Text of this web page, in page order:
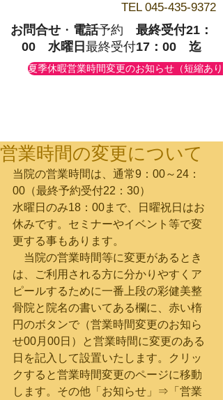
TEL 045-435-9372
お問合せ ・ 電話予約 最終受付21：
00
水曜日 最終受付17：00 迄
夏季休暇営業時間変更のお知らせ（短縮あり
営業時間の変更について
当院の営業時間は、通常9：00～24：
00（最終予約受付22：30）
水曜日のみ18：00まで、日曜祝日はお
休みです。セミナーやイベント等で変
更する事もあります。
当院の営業時間等に変更があるとき
は、ご利用される方に分かりやすくア
ピールするために一番上段の彩健美整
骨院と院名の書いてある欄に、赤い楕
円のボタンで（営業時間変更のお知ら
せ00月00日）と営業時間に変更のある
日を記入して設置いたします。クリッ
クすると営業時間変更のページに移動
します。その他「お知らせ」⇒「営業